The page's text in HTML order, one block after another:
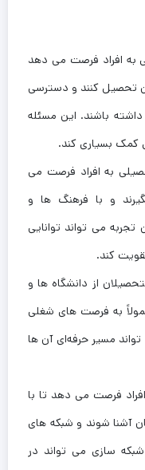
به افراد فرصت می ‌دهد
تحصیل کنند و دسترسی
باشند. این مسئله
کمک بسیاری کند.
به افراد فرصت می
و با فرهنگ ‌ها و
می ‌تواند توانایی
کند.
از دانشگاه‌ ها و
به فرصت ‌های شغلی
مسیر حرفه‌ای آن‌ ها
فرصت می ‌دهد تا با
آشنا شوند و شبکه ‌های
‌سازی می ‌تواند در